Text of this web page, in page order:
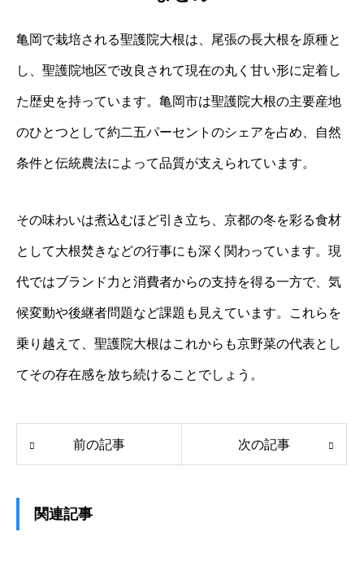
亀岡で栽培される聖護院大根は、尾張の長大根を原種と
し、聖護院地区で改良されて現在の丸く甘い形に定着し
た歴史を持っています。亀岡市は聖護院大根の主要産地
のひとつとして約二五パーセントのシェアを占め、自然
条件と伝統農法によって品質が支えられています。
その味わいは煮込むほど引き立ち、京都の冬を彩る食材
として大根焚きなどの行事にも深く関わっています。現
代ではブランド力と消費者からの支持を得る一方で、気
候変動や後継者問題など課題も見えています。これらを
乗り越えて、聖護院大根はこれからも京野菜の代表とし
てその存在感を放ち続けることでしょう。
前の記事 次の記事
関連記事